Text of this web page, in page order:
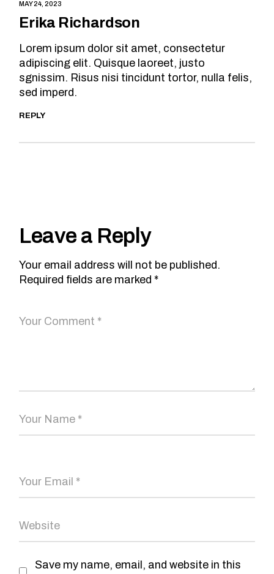
MAY 24, 2023
Erika Richardson
Lorem ipsum dolor sit amet, consectetur
adipiscing elit. Quisque laoreet, justo
sgnissim. Risus nisi tincidunt tortor, nulla felis,
sed imperd.
REPLY
Leave a Reply
Your email address will not be published.
Required fields are marked *
Save my name, email, and website in this